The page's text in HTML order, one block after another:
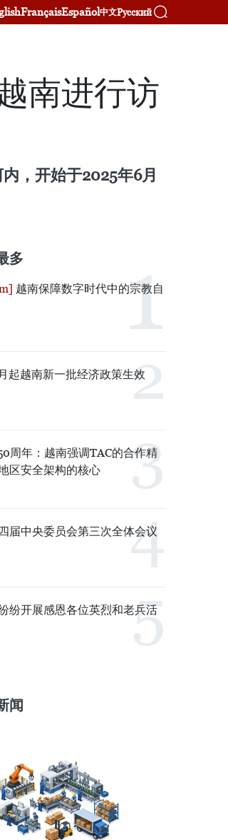
FrançaisEspañol中文Русский
南进行访
，开始于2025年6月
多
越南保障数字时代中的宗教自
起越南新一批经济政策生效
周年：越南强调TAC的合作精
区安全架构的核心
届中央委员会第三次全体会议
纷开展感恩各位英烈和老兵活
闻